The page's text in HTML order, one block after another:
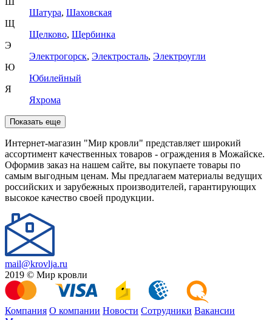
Шатура, Шаховская
Щ
Щелково, Щербинка
Э
Электрогорск, Электросталь, Электроугли
Ю
Юбилейный
Я
Яхрома
Показать еще
Интернет-магазин "Мир кровли" представляет широкий
ассортимент качественных товаров - ограждения в Можайске.
Оформив заказ на нашем сайте, вы покупаете товары по
самым выгодным ценам. Мы предлагаем материалы ведущих
российских и зарубежных производителей, гарантирующих
высокое качество своей продукции.
mail@krovlja.ru
2019 © Мир кровли
Компания О компании Новости Сотрудники Вакансии